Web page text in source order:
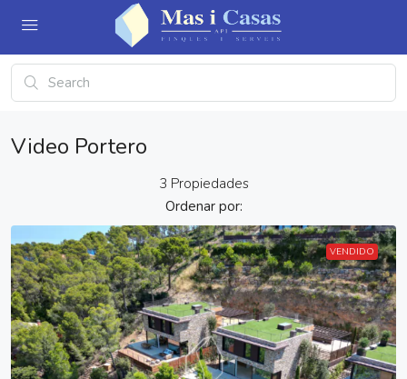
Video Portero
3 Propiedades
Ordenar por:
VENDIDO